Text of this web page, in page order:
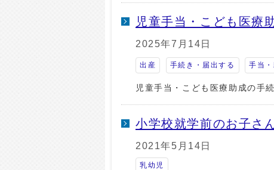
児童手当・こども医
2025年7月14日
出産 手続き・届出する 手当
児童手当・こども医療助成の手
小学校就学前のお子さ
2021年5月14日
乳幼児